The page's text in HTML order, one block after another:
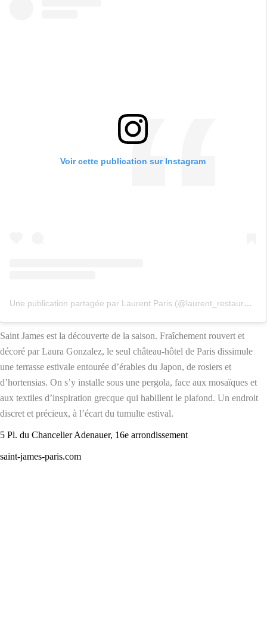
Voir cette publication sur Instagram
Une publication partagée par Laurent Paris (@laurent_restaurant)
Saint James est la découverte de la saison. Fraîchement rouvert et
décoré par Laura Gonzalez, le seul château-hôtel de Paris dissimule
une terrasse estivale entourée d’érables du Japon, de rosiers et
d’hortensias. On s’y installe sous une pergola, face aux mosaïques et
aux textiles d’inspiration grecque qui habillent le plafond. Un endroit
discret et précieux, à l’écart du tumulte estival.
5 Pl. du Chancelier Adenauer, 16e arrondissement
saint-james-paris.com